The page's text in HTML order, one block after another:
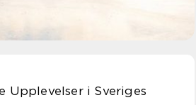
Upplevelser i Sveriges